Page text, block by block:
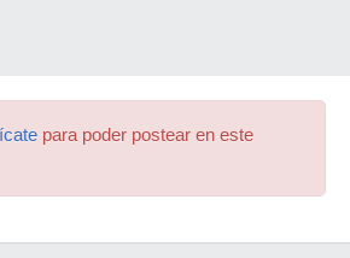
para poder postear en este